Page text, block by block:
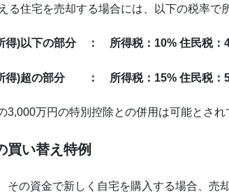
る住宅を売却する場合には、以下の税率で
得)以下の部分 ： 所得税：10% 住民税：
得)超の部分 ： 所得税：15% 住民税：
万円の特別控除との併用は可能とされ
い替え特例
その資金で新しく自宅を購入する場合、売